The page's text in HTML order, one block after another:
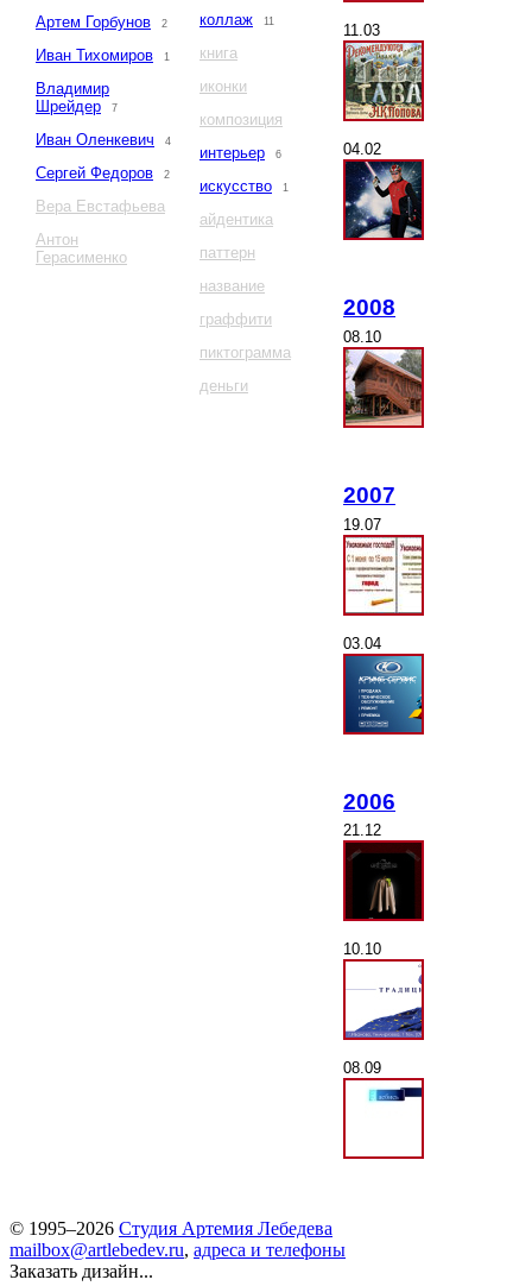
Артем Горбунов 2
Иван Тихомиров 1
Владимир
Шрейдер
7
Иван Оленкевич 4
Сергей Федоров 2
Вера Евстафьева
Антон
Герасименко
коллаж
11
книга
иконки
композиция
интерьер
6
искусство 1
айдентика
паттерн
название
граффити
пиктограмма
деньги
11.03
04.02
2008
08.10
2007
19.07
03.04
2006
21.12
10.10
08.09
© 1995–2026 Студия Артемия Лебедева
mailbox@artlebedev.ru, адреса и телефоны
Заказать дизайн...